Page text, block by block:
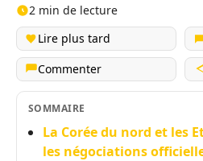
2 min de lecture
Lire plus tard
Commenter
SOMMAIRE
La Corée du nord et les
les négociations